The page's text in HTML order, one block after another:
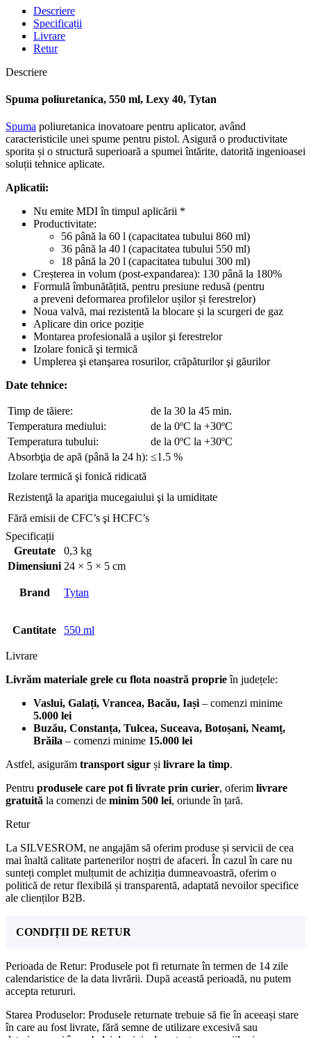
Descriere
Specificații
Livrare
Retur
Descriere
Spuma poliuretanica, 550 ml, Lexy 40, Tytan
Spuma poliuretanica inovatoare pentru aplicator, având
caracteristicile unei spume pentru pistol. Asigură o productivitate
sporita și o structură superioară a spumei întărite, datorită ingenioasei
soluții tehnice aplicate.
Aplicatii:
Nu emite MDI în timpul aplicării *
Productivitate:
56 până la 60 l (capacitatea tubului 860 ml)
36 până la 40 l (capacitatea tubului 550 ml)
18 până la 20 l (capacitatea tubului 300 ml)
Creșterea in volum (post-expandarea): 130 până la 180%
Formulă îmbunătățită, pentru presiune redusă (pentru
a preveni deformarea profilelor ușilor și ferestrelor)
Noua valvă, mai rezistentă la blocare și la scurgeri de gaz
Aplicare din orice poziție
Montarea profesională a uşilor şi ferestrelor
Izolare fonică şi termică
Umplerea şi etanşarea rosurilor, crăpăturilor şi găurilor
Date tehnice:
Timp de tăiere:
de la 30 la 45 min.
Temperatura mediului:
de la 0ºC la +30ºC
Temperatura tubului:
de la 0ºC la +30ºC
Absorbţia de apă (până la 24 h): ≤1.5 %
Izolare termică şi fonică ridicată
Rezistenţă la apariţia mucegaiului şi la umiditate
Fără emisii de CFC’s şi HCFC’s
Specificații
Greutate
0,3 kg
Dimensiuni 24 × 5 × 5 cm
Brand Tytan
Cantitate 550 ml
Livrare
Livrăm materiale grele cu flota noastră proprieîn județele:
Vaslui, Galați, Vrancea, Bacău, Iași– comenzi minime
5.000 lei
Buzău, Constanța, Tulcea, Suceava, Botoșani, Neamț,
Brăila – comenzi minime 15.000 lei
Astfel, asigurăm transport sigur și livrare la timp.
Pentru produsele care pot fi livrate prin curier, oferim livrare
gratuită la comenzi de minim 500 lei, oriunde în țară.
Retur
La SILVESROM, ne angajăm să oferim produse și servicii de cea
mai înaltă calitate partenerilor noștri de afaceri. În cazul în care nu
sunteți complet mulțumit de achiziția dumneavoastră, oferim o
politică de retur flexibilă și transparentă, adaptată nevoilor specifice
ale clienților B2B.
CONDIȚII DE RETUR
Perioada de Retur: Produsele pot fi returnate în termen de 14 zile
calendaristice de la data livrării. După această perioadă, nu putem
accepta retururi.
Starea Produselor: Produsele returnate trebuie să fie în aceeași stare
în care au fost livrate, fără semne de utilizare excesivă sau